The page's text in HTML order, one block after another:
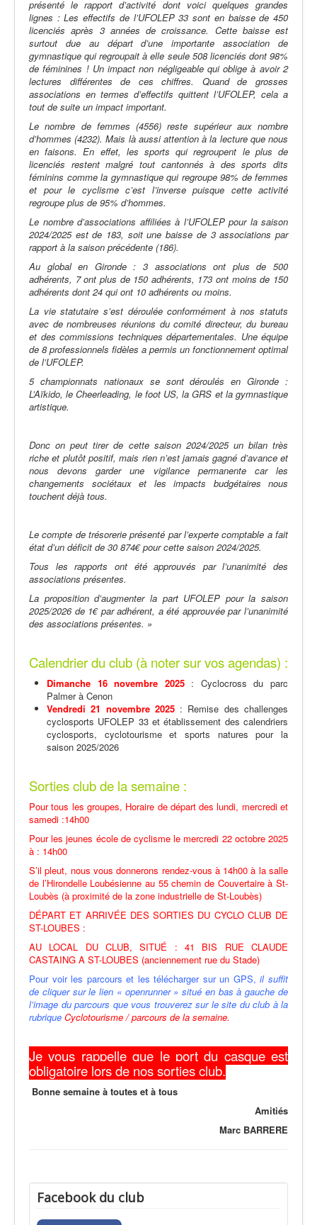
présenté le rapport d’activité dont voici quelques grandes
lignes : Les effectifs de l’UFOLEP 33 sont en baisse de 450
licenciés après 3 années de croissance. Cette baisse est
surtout due au départ d’une importante association de
gymnastique qui regroupait à elle seule 508 licenciés dont 98%
de féminines ! Un impact non négligeable qui oblige à avoir 2
lectures différentes de ces chiffres. Quand de grosses
associations en termes d’effectifs quittent l’UFOLEP, cela a
tout de suite un impact important.
Le nombre de femmes (4556) reste supérieur aux nombre
d’hommes (4232). Mais là aussi attention à la lecture que nous
en faisons. En effet, les sports qui regroupent le plus de
licenciés restent malgré tout cantonnés à des sports dits
féminins comme la gymnastique qui regroupe 98% de femmes
et pour le cyclisme c’est l’inverse puisque cette activité
regroupe plus de 95% d’hommes.
Le nombre d’associations affiliées à l’UFOLEP pour la saison
2024/2025 est de 183, soit une baisse de 3 associations par
rapport à la saison précédente (186).
Au global en Gironde : 3 associations ont plus de 500
adhérents, 7 ont plus de 150 adhérents, 173 ont moins de 150
adhérents dont 24 qui ont 10 adhérents ou moins.
La vie statutaire s’est déroulée conformément à nos statuts
avec de nombreuses réunions du comité directeur, du bureau
et des commissions techniques départementales. Une équipe
de 8 professionnels fidèles a permis un fonctionnement optimal
de l’UFOLEP.
5 championnats nationaux se sont déroulés en Gironde :
L’Aïkido, le Cheerleading, le foot US, la GRS et la gymnastique
artistique.
Donc on peut tirer de cette saison 2024/2025 un bilan très
riche et plutôt positif, mais rien n’est jamais gagné d’avance et
nous devons garder une vigilance permanente car les
changements sociétaux et les impacts budgétaires nous
touchent déjà tous.
Le compte de trésorerie présenté par l’experte comptable a fait
état d’un déficit de 30 874€ pour cette saison 2024/2025.
Tous les rapports ont été approuvés par l’unanimité des
associations présentes.
La proposition d’augmenter la part UFOLEP pour la saison
2025/2026 de 1€ par adhérent, a été approuvée par l’unanimité
des associations présentes. »
Calendrier du club (à noter sur vos agendas) :
Dimanche 16 novembre 2025: Cyclocross du parc
Palmer à Cenon
Vendredi 21 novembre 2025: Remise des challenges
cyclosports UFOLEP 33 et établissement des calendriers
cyclosports, cyclotourisme et sports natures pour la
saison 2025/2026
Sorties club de la semaine :
Pour tous les groupes, Horaire de départ des lundi, mercredi et
samedi :14h00
Pour les jeunes école de cyclisme le mercredi 22 octobre 2025
à : 14h00
S’il pleut, nous vous donnerons rendez-vous à 14h00 à la salle
de l’Hirondelle Loubésienne au 55 chemin de Couvertaire à St-
Loubès (à proximité de la zone industrielle de St-Loubès)
DÉPART ET ARRIVÉE DES SORTIES DU CYCLO CLUB DE
ST-LOUBES :
AU LOCAL DU CLUB, SITUÉ : 41 BIS RUE CLAUDE
CASTAING A ST-LOUBES (anciennement rue du Stade)
Pour voir les parcours et les télécharger sur un GPS,il suffit
de cliquer sur le lien « openrunner » situé en bas à gauche de
l’image du parcours que vous trouverez sur le site du club à la
rubrique Cyclotourisme / parcours de la semaine.
Je vous rappelle que le port du casque est
obligatoire lors de nos sorties club.
Bonne semaine à toutes et à tous
Amitiés
Marc BARRERE
Facebook du club